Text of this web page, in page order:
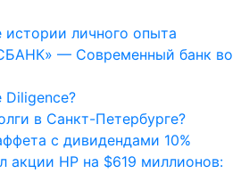
— Современный банк во
Diligence?
в Санкт-Петербурге?
с дивидендами 10%
акции HP на $619 миллионов: